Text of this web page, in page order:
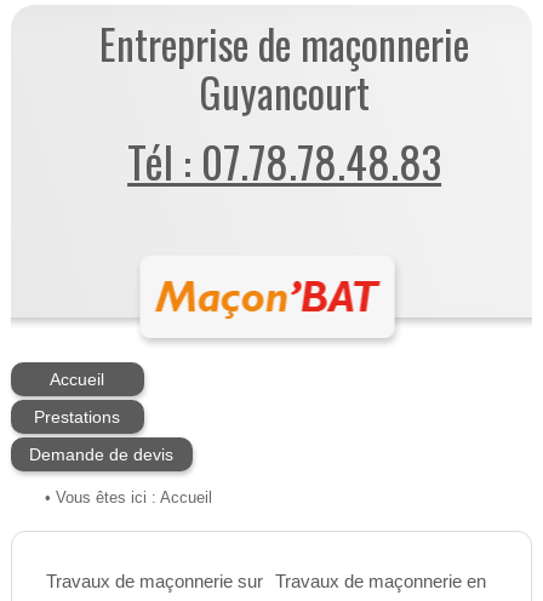
Entreprise de maçonnerie
Guyancourt
Tél : 07.78.78.48.83
Accueil
Prestations
Demande de devis
• Vous êtes ici : Accueil
Travaux de maçonnerie sur Travaux de maçonnerie en